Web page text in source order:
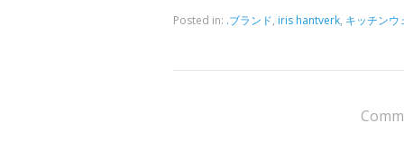
Posted in: .ブランド, iris hantverk, キッチンウ